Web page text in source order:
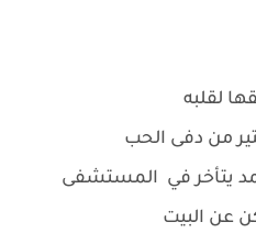
لقلبه
من دفى الحب
يتأخر في المستشفى
عن البيت